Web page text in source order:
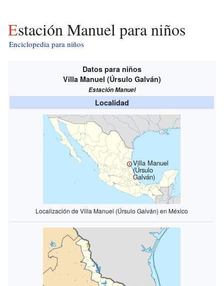
Estación Manuel para niños
Enciclopedia para niños
Datos para niños
Villa Manuel (Úrsulo Galván)
Estación Manuel
Localidad
Villa Manuel
(Úrsulo
Galván)
Localización de Villa Manuel (Úrsulo Galván) en México